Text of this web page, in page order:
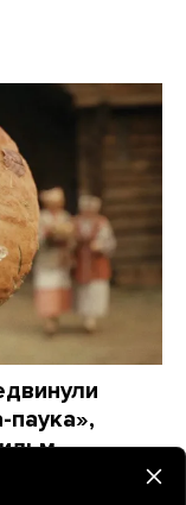
паука»,